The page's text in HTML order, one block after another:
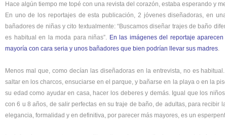
Hace algún tiempo me topé con una revista del corazón, estaba esperando y
En uno de los reportajes de esta publicación, 2 jóvenes diseñadoras, en
bañadores de niñas y cito textualmente: “Buscamos diseñar trajes de baño
es habitual en la moda para niñas”. En las imágenes del reportaje
mayoría con cara seria y unos bañadores que bien podrían llevar sus madres.
Menos mal que, como decían las diseñadoras en la entrevista, no es
saltar en los charcos, ensuciarse en el parque, y bañarse en la playa o en la
su edad como ayudar en casa, hacer los deberes y demás. Igual que los
con 6 u 8 años, de salir perfectas en su traje de baño, de adultas, para
elegancia, formalidad y en definitiva, por parecer más mayores, es un